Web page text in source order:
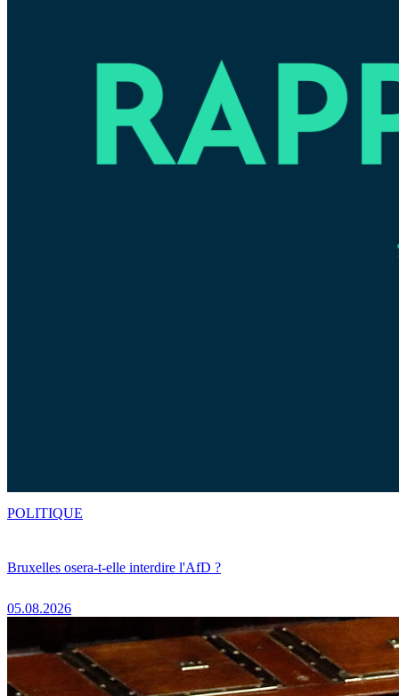
Bruxelles osera-t-elle interdire l'AfD ?
05.08.2026
POLITIQUE